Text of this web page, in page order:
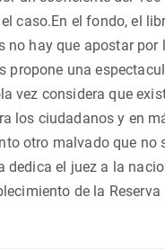
caso.En el fondo, el
hay que apostar
propone una
vez considera que
los ciudadanos y en
otro malvado que no
el juez a la
de la Reserva